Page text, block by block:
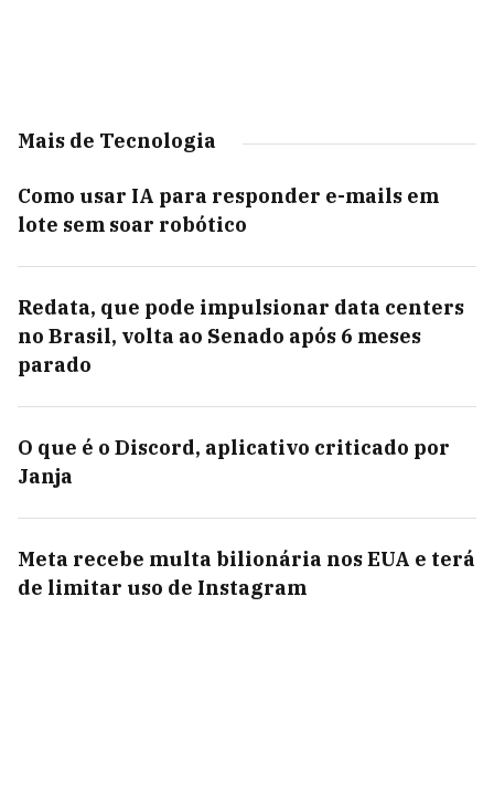
Mais de Tecnologia
Como usar IA para responder e-mails em
lote sem soar robótico
Redata, que pode impulsionar data centers
no Brasil, volta ao Senado após 6 meses
parado
O que é o Discord, aplicativo criticado por
Janja
Meta recebe multa bilionária nos EUA e terá
de limitar uso de Instagram